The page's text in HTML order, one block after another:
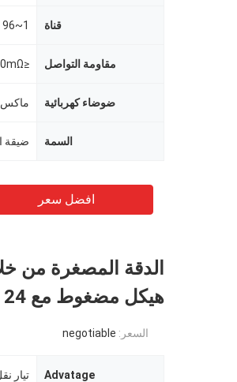
قناة 1~96
مقاومة التواصل ≤10mΩ (50 دورة في الدقيقة)
ضوضاء كهربائية ماكس 30 مΩ
السمة ضيقة
افضل سعر
الدقة المصغرة من
هيكل مضغوط مع 24 سلك IP54
السعر: negotiable
Advatage تيار